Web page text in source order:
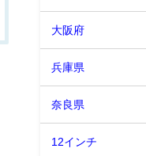
大阪府
兵庫県
奈良県
12インチ